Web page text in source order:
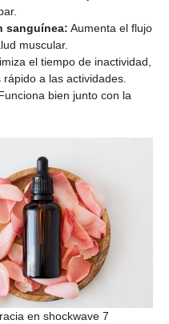
sanguínea: Aumenta el flujo
muscular.
el tiempo de inactividad,
a las actividades.
bien junto con la
en shockwave 7